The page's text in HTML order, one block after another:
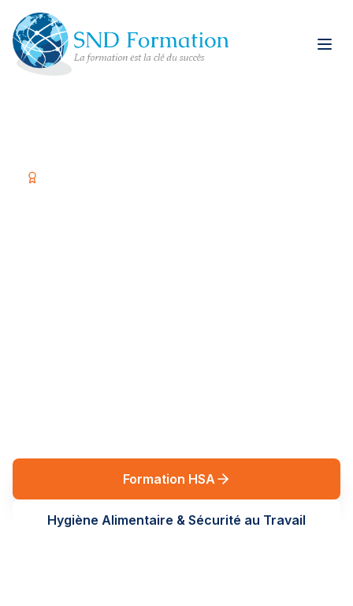
Formation HSA
Hygiène Alimentaire & Sécurité au Travail